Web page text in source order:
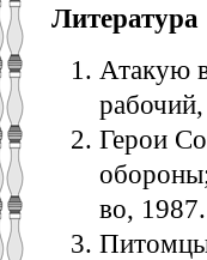
Литература
Атакую
Геpои
во,
Питомцы